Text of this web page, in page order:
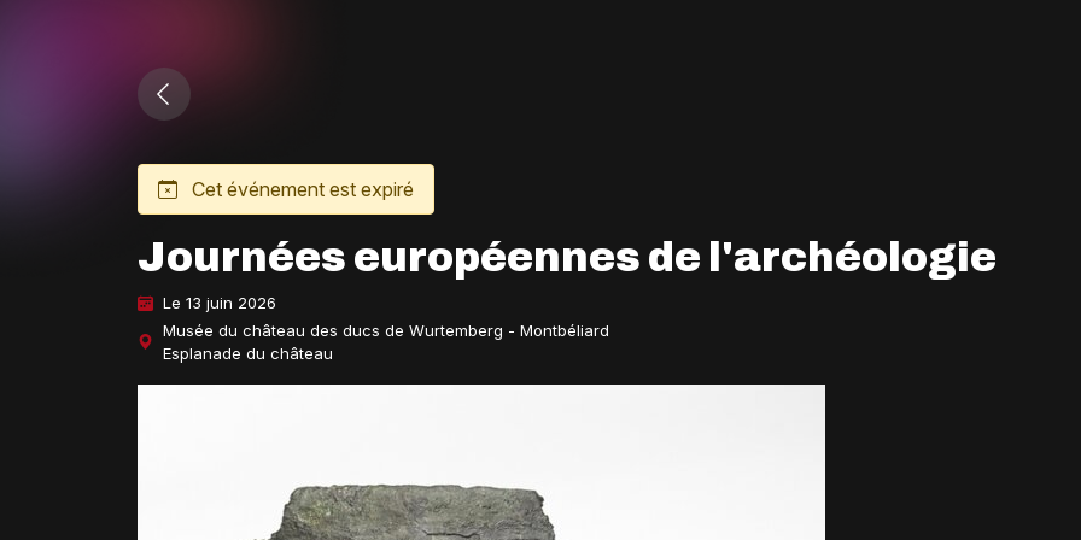
Cet événement est expiré
Journées européennes de l'archéologie
Le 13 juin 2026
Musée du château des ducs de Wurtemberg - Montbéliard
Esplanade du château